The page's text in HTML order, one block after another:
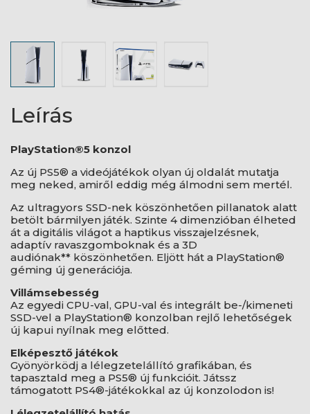
Leírás
PlayStation®5 konzol
Az új PS5® a videójátékok olyan új oldalát mutatja
meg neked, amiről eddig még álmodni sem mertél.
Az ultragyors SSD-nek köszönhetően pillanatok alatt
betölt bármilyen játék. Szinte 4 dimenzióban élheted
át a digitális világot a haptikus visszajelzésnek,
adaptív ravaszgomboknak és a 3D
audiónak** köszönhetően. Eljött hát a PlayStation®
géming új generációja.
Villámsebesség
Az egyedi CPU-val, GPU-val és integrált be-/kimeneti
SSD-vel a PlayStation® konzolban rejlő lehetőségek
új kapui nyílnak meg előtted.
Elképesztő játékok
Gyönyörködj a lélegzetelállító grafikában, és
tapasztald meg a PS5® új funkcióit. Játssz
támogatott PS4®-játékokkal az új konzolodon is!